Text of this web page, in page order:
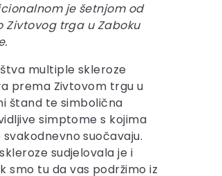
je šetnjom od
Zivtovog trga u Zaboku
multiple skleroze
prema Zivtovom trgu u
štand te simbolična
simptome s kojima
suočavaju.
sudjelovala je i
smo tu da vas podržimo iz